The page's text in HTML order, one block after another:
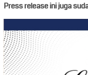
Press release ini juga